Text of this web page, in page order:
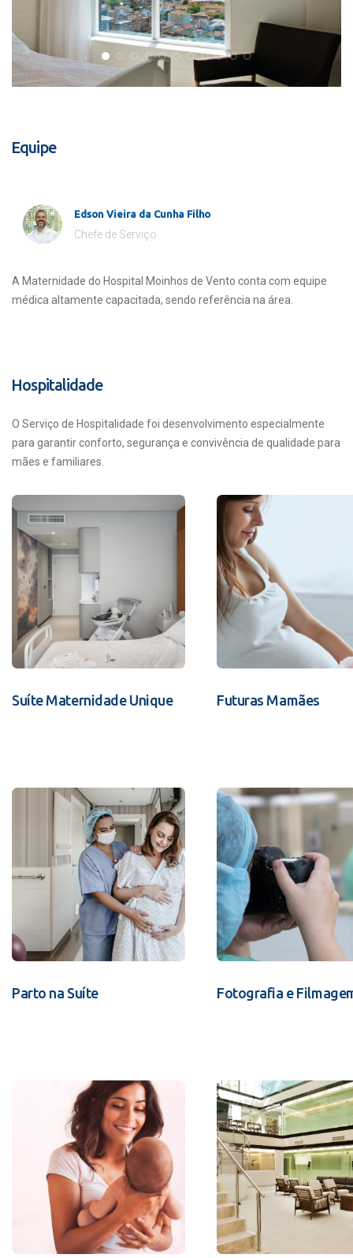
Equipe
Edson Vieira da Cunha Filho
Chefe de Serviço
A Maternidade do Hospital Moinhos de Vento conta com equipe
médica altamente capacitada, sendo referência na área.
Hospitalidade
O Serviço de Hospitalidade foi desenvolvimento especialmente
para garantir conforto, segurança e convivência de qualidade para
mães e familiares.
Suíte Maternidade Unique Futuras Mamães
Parto na Suíte Fotografia e